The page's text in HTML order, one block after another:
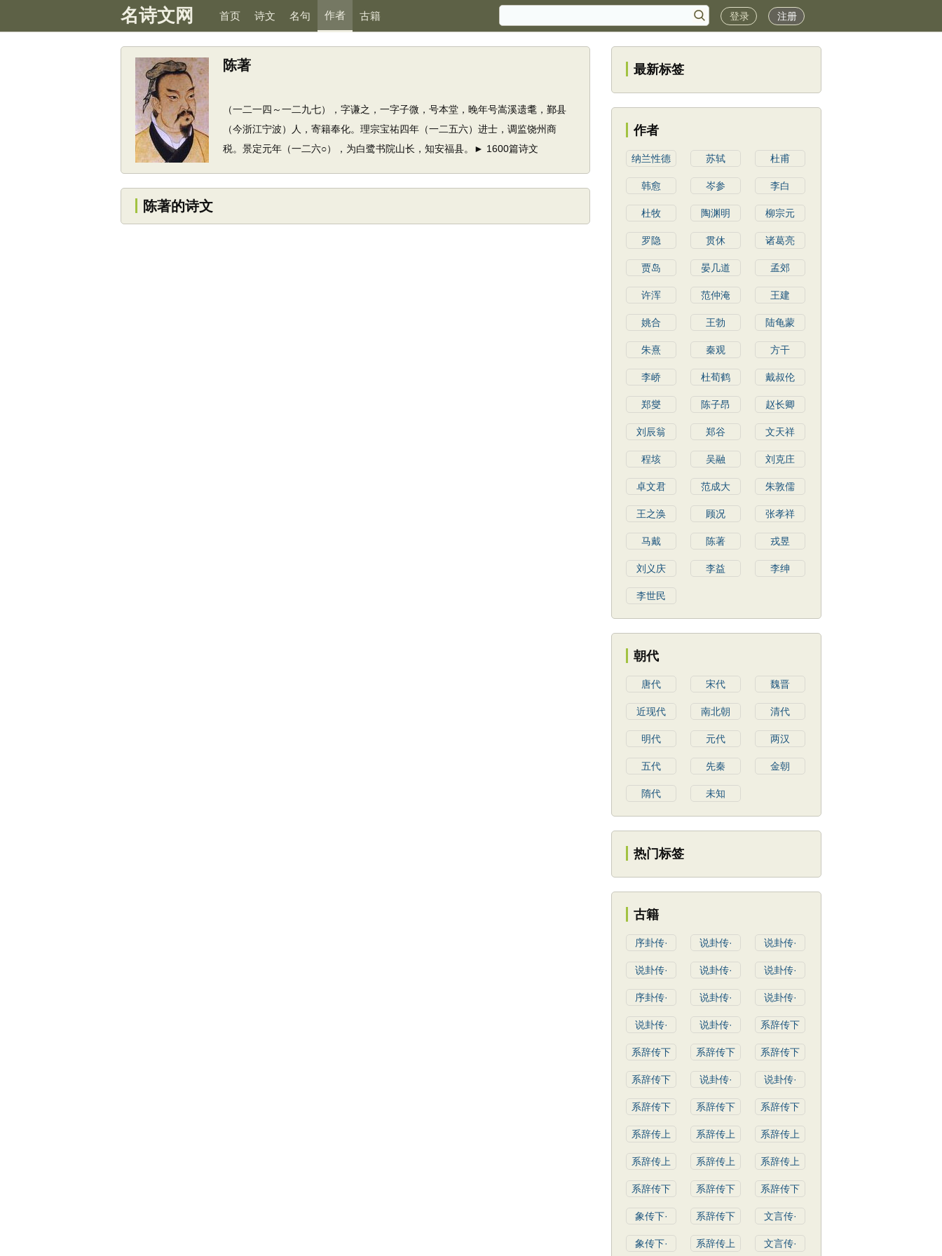
名诗文网 首页 诗文 名句 作者 古籍 登录 注册
陈著
（一二一四～一二九七），字谦之，一字子微，号本堂，晚年号嵩溪遗耄，鄞县
（今浙江宁波）人，寄籍奉化。理宗宝祐四年（一二五六）进士，调监饶州商
税。景定元年（一二六○），为白鹭书院山长，知安福县。► 1600篇诗文
陈著的诗文
最新标签
作者
纳兰性德 苏轼 杜甫
韩愈 岑参 李白
杜牧 陶渊明 柳宗元
罗隐 贯休 诸葛亮
贾岛 晏几道 孟郊
许浑 范仲淹 王建
姚合 王勃 陆龟蒙
朱熹 秦观 方干
李峤 杜荀鹤 戴叔伦
郑燮 陈子昂 赵长卿
刘辰翁 郑谷 文天祥
程垓 吴融 刘克庄
卓文君 范成大 朱敦儒
王之涣 顾况 张孝祥
马戴 陈著 戎昱
刘义庆 李益 李绅
李世民
朝代
唐代 宋代 魏晋
近现代 南北朝 清代
明代 元代 两汉
五代 先秦 金朝
隋代 未知
热门标签
古籍
序卦传· 说卦传· 说卦传·
说卦传· 说卦传· 说卦传·
序卦传· 说卦传· 说卦传·
说卦传· 说卦传· 系辞传下
系辞传下 系辞传下 系辞传下
系辞传下 说卦传· 说卦传·
系辞传下 系辞传下 系辞传下
系辞传上 系辞传上 系辞传上
系辞传上 系辞传上 系辞传上
系辞传下 系辞传下 系辞传下
象传下· 系辞传下 文言传·
象传下· 系辞传上 文言传·